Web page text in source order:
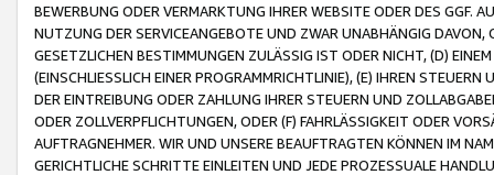
BEWERBUNG ODER VERMARKTUNG IHRER WEBSITE ODER DES GGF.
NUTZUNG DER SERVICEANGEBOTE UND ZWAR UNABHÄNGIG
GESETZLICHEN BESTIMMUNGEN ZULÄSSIG IST ODER NICHT, (D)
(EINSCHLIESSLICH EINER PROGRAMMRICHTLINIE), (E) IHREN
DER EINTREIBUNG ODER ZAHLUNG IHRER STEUERN UND
ODER ZOLLVERPFLICHTUNGEN, ODER (F) FAHRLÄSSIGKEIT ODER
AUFTRAGNEHMER. WIR UND UNSERE BEAUFTRAGTEN KÖNNEN IM
GERICHTLICHE SCHRITTE EINLEITEN UND JEDE PROZESSUALE